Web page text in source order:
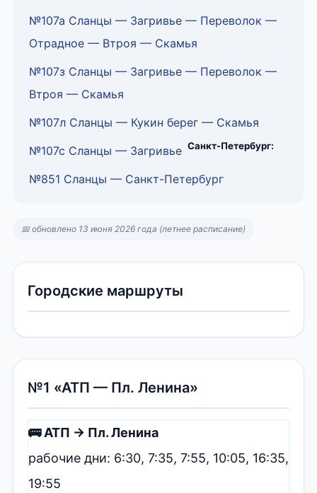
№107а Сланцы — Загривье — Переволок —
Отрадное — Втроя — Скамья
№107з Сланцы — Загривье — Переволок —
Втроя — Скамья
№107л Сланцы — Кукин берег — Скамья
№107с Сланцы — Загривье Санкт-Петербург:
№851 Сланцы — Санкт-Петербург
📅 обновлено 13 июня 2026 года (летнее расписание)
Городские маршруты
№1 «АТП — Пл. Ленина»
🚌 АТП → Пл. Ленина
рабочие дни: 6:30, 7:35, 7:55, 10:05, 16:35,
19:55